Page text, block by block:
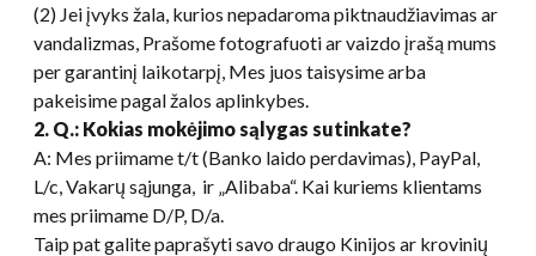
(2) Jei įvyks žala, kurios nepadaroma piktnaudžiavimas ar
vandalizmas, Prašome fotografuoti ar vaizdo įrašą mums
per garantinį laikotarpį, Mes juos taisysime arba
pakeisime pagal žalos aplinkybes.
2. Q.: Kokias mokėjimo sąlygas sutinkate?
A: Mes priimame t/t (Banko laido perdavimas), PayPal,
L/c, Vakarų sąjunga, ir „Alibaba“. Kai kuriems klientams
mes priimame D/P, D/a.
Taip pat galite paprašyti savo draugo Kinijos ar krovinių